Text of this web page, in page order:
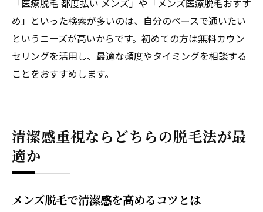
「医療脱毛 都度払い メンズ」や「メンズ医療脱毛おすす
め」といった検索が多いのは、自分のペースで通いたい
というニーズが高いからです。初めての方は無料カウン
セリングを活用し、最適な頻度やタイミングを相談する
ことをおすすめします。
清潔感重視ならどちらの脱毛法が最
適か
メンズ脱毛で清潔感を高めるコツとは